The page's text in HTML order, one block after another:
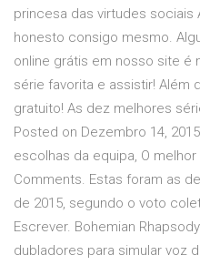
princesa das virtudes
honesto consigo mesmo.
online grátis em nosso site é
série favorita e assistir! Além
gratuito! As dez melhores
Posted on Dezembro 14,
escolhas da equipa, O
Comments. Estas foram as
de 2015, segundo o voto
Escrever. Bohemian
dubladores para simular voz